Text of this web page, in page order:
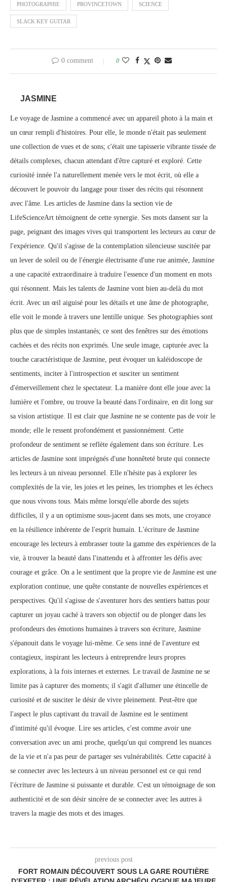
PHOTOGRAPHIE PROVINCETOWN SCIENCE
SLACK KEY GUITAR
0 comment 0
JASMINE
Le voyage de Jasmine a commencé avec un appareil photo à la main et
un cœur rempli d'histoires. Pour elle, le monde n'était pas seulement
une collection de vues et de sons; c'était une tapisserie vibrante tissée de
détails complexes, chacun attendant d'être capturé et exploré. Cette
curiosité innée l'a naturellement menée vers le mot écrit, où elle a
découvert le pouvoir du langage pour tisser des récits qui résonnent
avec l'âme. Les articles de Jasmine dans la section vie de
LifeScienceArt témoignent de cette synergie. Ses mots dansent sur la
page, peignant des images vives qui transportent les lecteurs au cœur de
l'expérience. Qu'il s'agisse de la contemplation silencieuse suscitée par
un lever de soleil ou de l'énergie électrisante d'une rue animée, Jasmine
a une capacité extraordinaire à traduire l'essence d'un moment en mots
qui résonnent. Mais les talents de Jasmine vont bien au-delà du mot
écrit. Avec un œil aiguisé pour les détails et une âme de photographe,
elle voit le monde à travers une lentille unique. Ses photographies sont
plus que de simples instantanés; ce sont des fenêtres sur des émotions
cachées et des récits non exprimés. Une seule image, capturée avec la
touche caractéristique de Jasmine, peut évoquer un kaléidoscope de
sentiments, inciter à l'introspection et susciter un sentiment
d'émerveillement chez le spectateur. La manière dont elle joue avec la
lumière et l'ombre, ou trouve la beauté dans l'ordinaire, en dit long sur
sa vision artistique. Il est clair que Jasmine ne se contente pas de voir le
monde; elle le ressent profondément et passionnément. Cette
profondeur de sentiment se reflète également dans son écriture. Les
articles de Jasmine sont imprégnés d'une honnêteté brute qui connecte
les lecteurs à un niveau personnel. Elle n'hésite pas à explorer les
complexités de la vie, les joies et les peines, les triomphes et les échecs
que nous vivons tous. Mais même lorsqu'elle aborde des sujets
difficiles, il y a un optimisme sous-jacent dans ses mots, une croyance
en la résilience inhérente de l'esprit humain. L'écriture de Jasmine
encourage les lecteurs à embrasser toute la gamme des expériences de la
vie, à trouver la beauté dans l'inattendu et à affronter les défis avec
courage et grâce. On a le sentiment que la propre vie de Jasmine est une
exploration continue, une quête constante de nouvelles expériences et
perspectives. Qu'il s'agisse de s'aventurer hors des sentiers battus pour
capturer un joyau caché à travers son objectif ou de plonger dans les
profondeurs des émotions humaines à travers son écriture, Jasmine
s'épanouit dans le voyage lui-même. Ce sens inné de l'aventure est
contagieux, inspirant les lecteurs à entreprendre leurs propres
explorations, à la fois internes et externes. Le travail de Jasmine ne se
limite pas à capturer des moments; il s'agit d'allumer une étincelle de
curiosité et de susciter le désir de vivre pleinement. Peut-être que
l'aspect le plus captivant du travail de Jasmine est le sentiment
d'intimité qu'il évoque. Lire ses articles, c'est comme avoir une
conversation avec un ami proche, quelqu'un qui comprend les nuances
de la vie et n'a pas peur de partager ses vulnérabilités. Cette capacité à
se connecter avec les lecteurs à un niveau personnel est ce qui rend
l'écriture de Jasmine si puissante et durable. C'est un témoignage de son
authenticité et de son désir sincère de se connecter avec les autres à
travers la magie des mots et des images.
previous post
FORT ROMAIN DÉCOUVERT SOUS LA GARE ROUTIÈRE